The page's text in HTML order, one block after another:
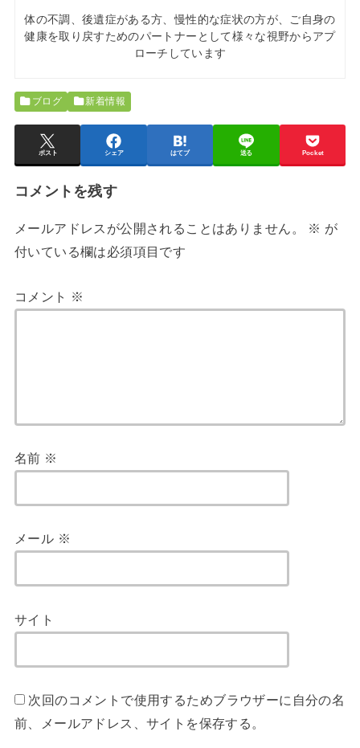
体の不調、後遺症がある方、慢性的な症状の方が、ご自身の
健康を取り戻すためのパートナーとして様々な視野からアプ
ローチしています
ブログ 新着情報
ポスト シェア はてブ 送る Pocket
コメントを残す
メールアドレスが公開されることはありません。 ※ が
付いている欄は必須項目です
コメント ※
名前 ※
メール ※
サイト
次回のコメントで使用するためブラウザーに自分の名
前、メールアドレス、サイトを保存する。